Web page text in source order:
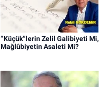
“Küçük”lerin Zelil Galibiyeti Mi,
Mağlûbiyetin Asaleti Mi?